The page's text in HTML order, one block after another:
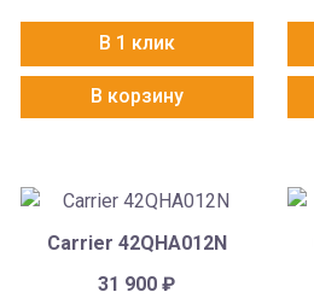
В 1 клик
В корзину
Carrier 42QHA012N
31 900₽